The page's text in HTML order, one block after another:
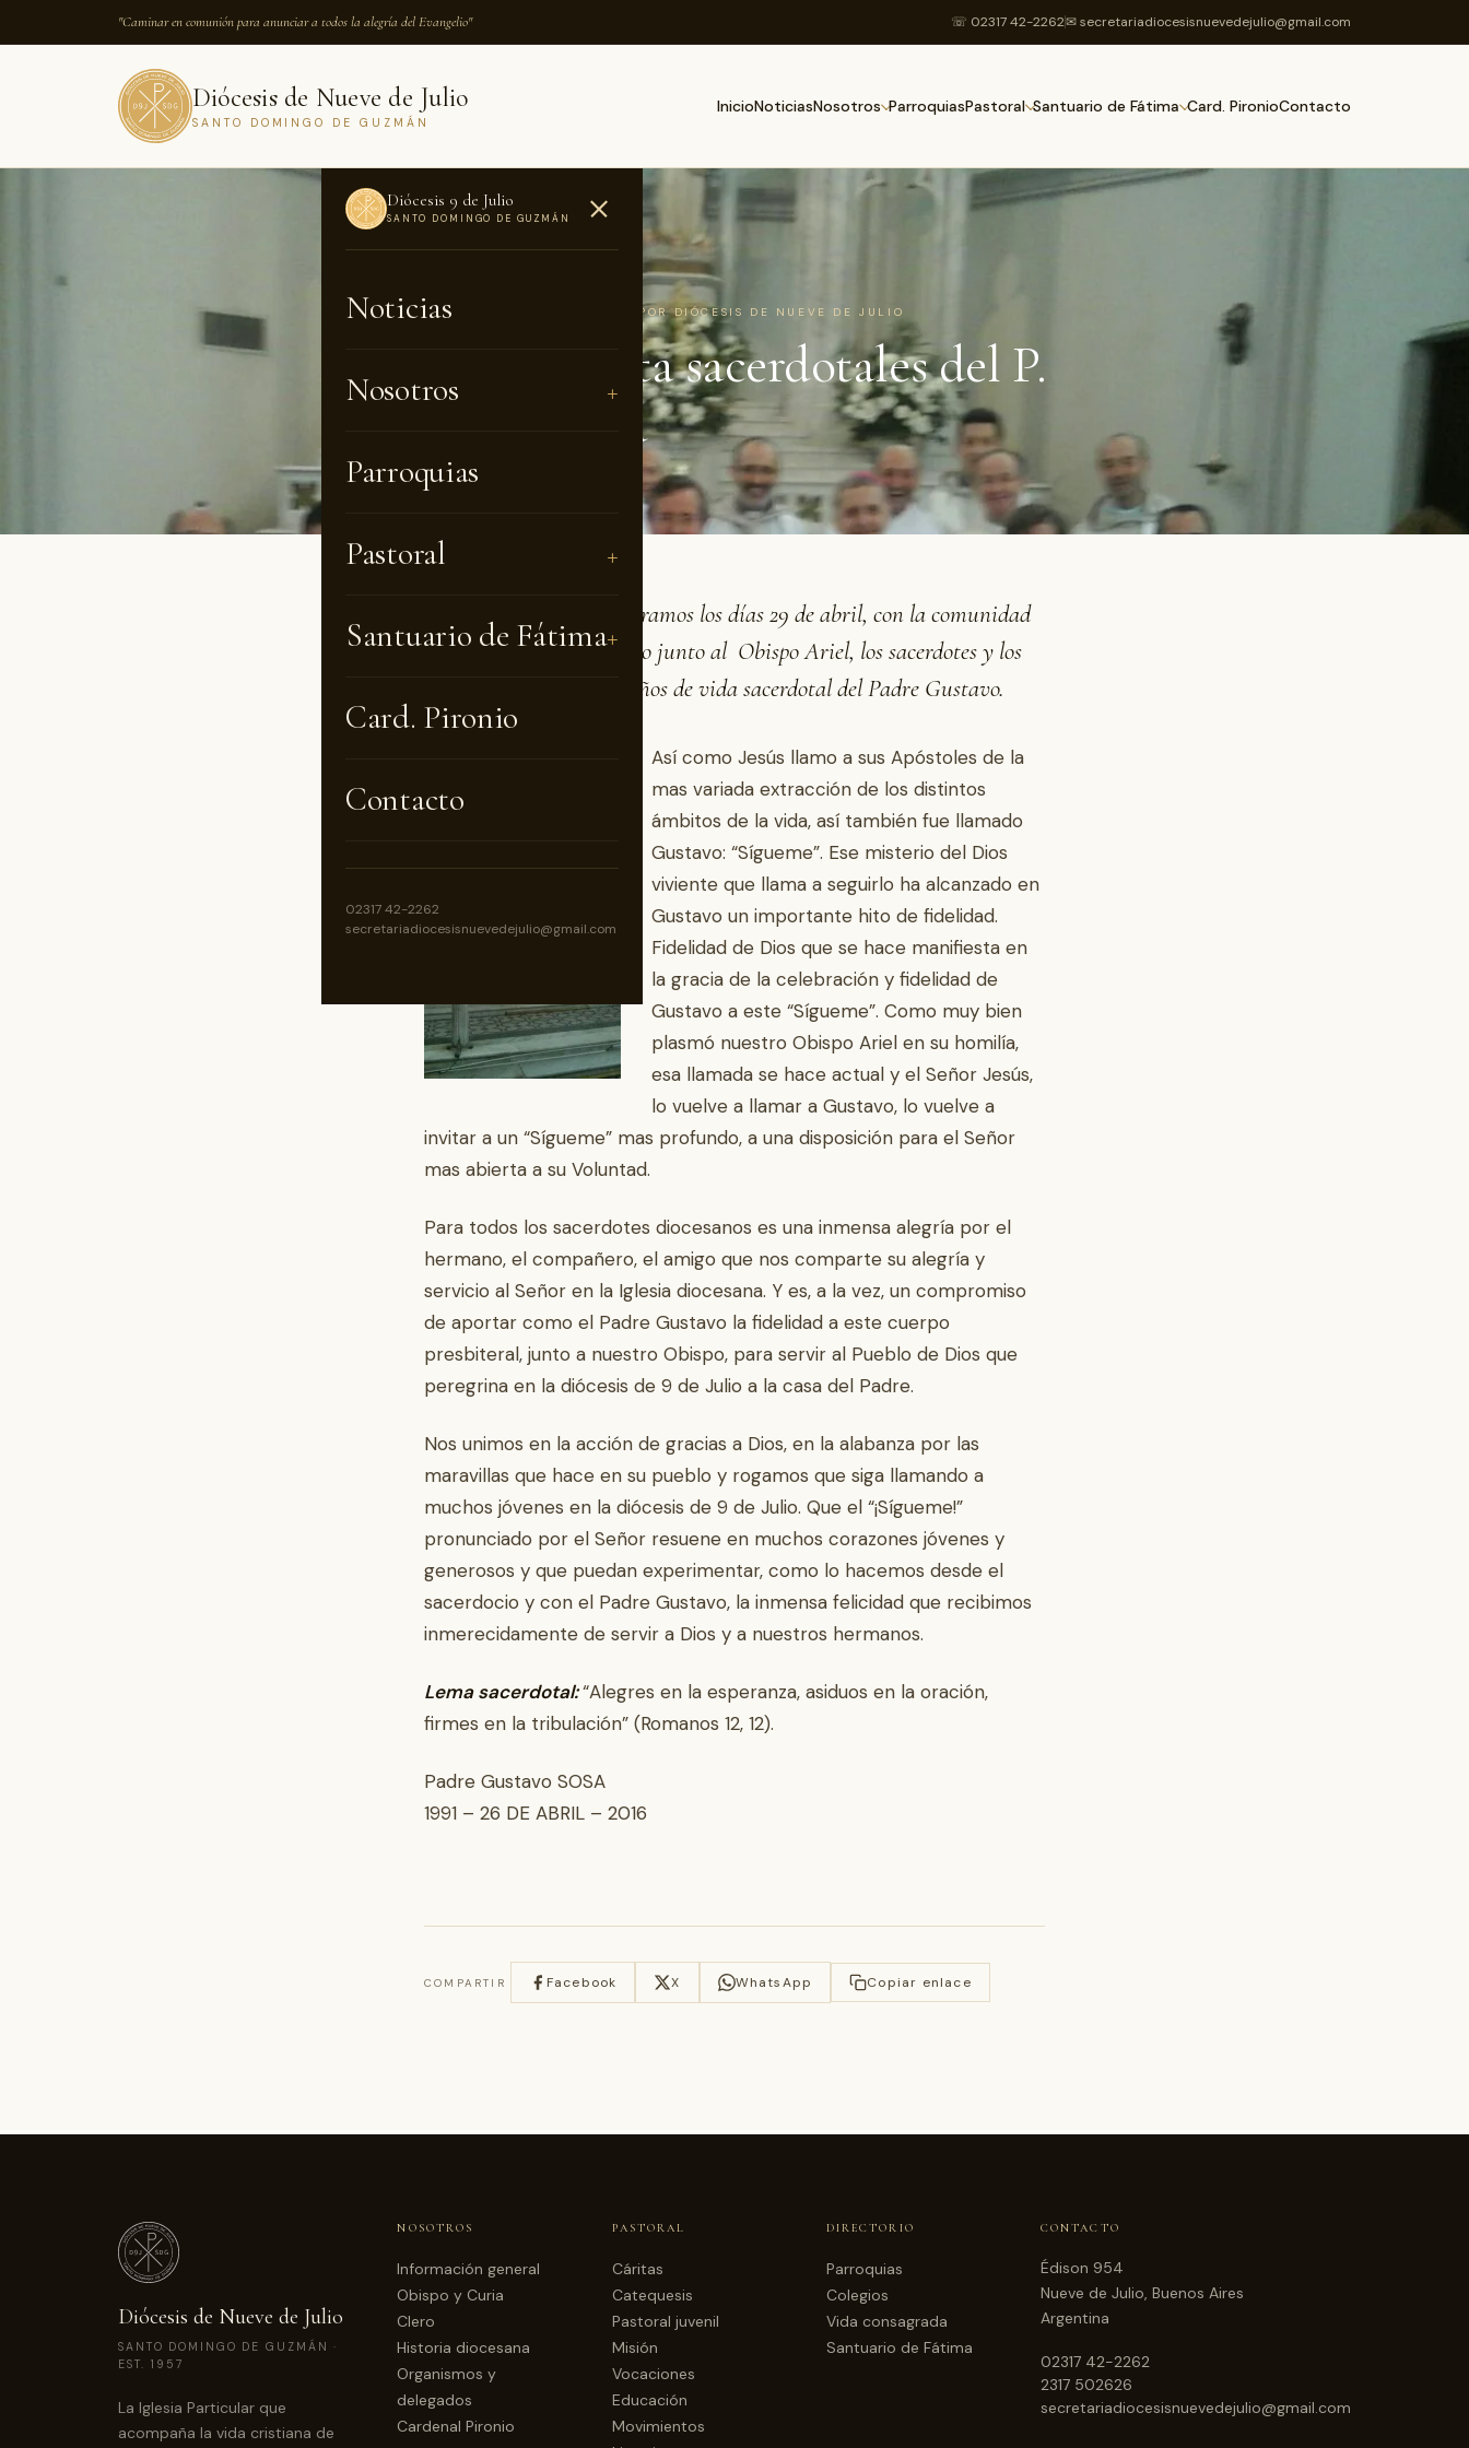
"Caminar en comunión para anunciar a todos la alegría del Evangelio" ☏ 02317 42-2262✉ secretariadiocesisnuevedejulio@gmail.com
Diócesis de Nueve de Julio
SANTO DOMINGO DE GUZMÁN
InicioNoticiasNosotros ParroquiasPastoral Santuario de Fátima Card. PironioContacto
Diócesis 9 de Julio
SANTO DOMINGO DE GUZMÁN
Noticias
Nosotros
Parroquias
Pastoral
Santuario de Fátima
Card. Pironio
Contacto
02317 42-2262
secretariadiocesisnuevedejulio@gmail.com
NOTICIAS · 11 DE MAYO DE 2016 · POR DIÓCESIS DE NUEVE DE JULIO
Bodas de Plata sacerdotales del P.
Gustavo Sosa
Con mucha alegría celebramos los días 29 de abril, con la comunidad
de Lincoln, y el 2 de mayo junto al Obispo Ariel, los sacerdotes y los
fieles de Lincoln, los 25 años de vida sacerdotal del Padre Gustavo.
Así como Jesús llamo a sus Apóstoles de la
mas variada extracción de los distintos
ámbitos de la vida, así también fue llamado
Gustavo: “Sígueme”. Ese misterio del Dios
viviente que llama a seguirlo ha alcanzado en
Gustavo un importante hito de fidelidad.
Fidelidad de Dios que se hace manifiesta en
la gracia de la celebración y fidelidad de
Gustavo a este “Sígueme”. Como muy bien
plasmó nuestro Obispo Ariel en su homilía,
esa llamada se hace actual y el Señor Jesús,
lo vuelve a llamar a Gustavo, lo vuelve a
invitar a un “Sígueme” mas profundo, a una disposición para el Señor
mas abierta a su Voluntad.
Para todos los sacerdotes diocesanos es una inmensa alegría por el
hermano, el compañero, el amigo que nos comparte su alegría y
servicio al Señor en la Iglesia diocesana. Y es, a la vez, un compromiso
de aportar como el Padre Gustavo la fidelidad a este cuerpo
presbiteral, junto a nuestro Obispo, para servir al Pueblo de Dios que
peregrina en la diócesis de 9 de Julio a la casa del Padre.
Nos unimos en la acción de gracias a Dios, en la alabanza por las
maravillas que hace en su pueblo y rogamos que siga llamando a
muchos jóvenes en la diócesis de 9 de Julio. Que el “¡Sígueme!”
pronunciado por el Señor resuene en muchos corazones jóvenes y
generosos y que puedan experimentar, como lo hacemos desde el
sacerdocio y con el Padre Gustavo, la inmensa felicidad que recibimos
inmerecidamente de servir a Dios y a nuestros hermanos.
Lema sacerdotal:“Alegres en la esperanza, asiduos en la oración,
firmes en la tribulación” (Romanos 12, 12).
Padre Gustavo SOSA
1991 – 26 DE ABRIL – 2016
COMPARTIR Facebook X WhatsApp Copiar enlace
Diócesis de Nueve de Julio
SANTO DOMINGO DE GUZMÁN ·
EST. 1957
La Iglesia Particular que
acompaña la vida cristiana de
NOSOTROS
Información general
Obispo y Curia
Clero
Historia diocesana
Organismos y
delegados
Cardenal Pironio
PASTORAL
Cáritas
Catequesis
Pastoral juvenil
Misión
Vocaciones
Educación
Movimientos
DIRECTORIO
Parroquias
Colegios
Vida consagrada
Santuario de Fátima
CONTACTO
Édison 954
Nueve de Julio, Buenos Aires
Argentina
02317 42-2262
2317 502626
secretariadiocesisnuevedejulio@gmail.com